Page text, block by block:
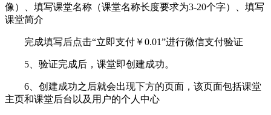
像）、填写课堂名称（课堂名称长度要求为3-20个字）、填写
课堂简介
完成填写后点击“立即支付￥0.01”进行微信支付验证
5、验证完成后，课堂即创建成功。
6、创建成功之后就会出现下方的页面，该页面包括课堂
主页和课堂后台以及用户的个人中心